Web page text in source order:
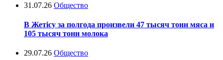
31.07.26 Общество
В Жетісу за полгода произвели 47 тысяч тонн мяса и
105 тысяч тонн молока
29.07.26 Общество